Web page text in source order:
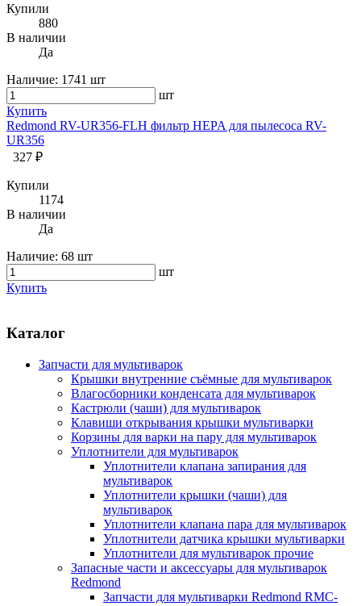
Купили
880
В наличии
Да
Наличие: 1741 шт
шт
Купить
Redmond RV-UR356-FLH фильтр HEPA для пылесоса RV-
UR356
327 ₽
Купили
1174
В наличии
Да
Наличие: 68 шт
шт
Купить
Каталог
Запчасти для мультиварок
Крышки внутренние съёмные для мультиварок
Влагосборники конденсата для мультиварок
Кастрюли (чаши) для мультиварок
Клавиши открывания крышки мультиварки
Корзины для варки на пару для мультиварок
Уплотнители для мультиварок
Уплотнители клапана запирания для
мультиварок
Уплотнители крышки (чаши) для
мультиварок
Уплотнители клапана пара для мультиварок
Уплотнители датчика крышки мультиварки
Уплотнители для мультиварок прочие
Запасные части и аксессуары для мультиварок
Redmond
Запчасти для мультиварки Redmond RMC-